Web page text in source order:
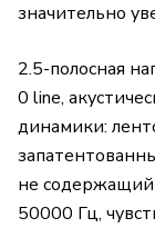
значительно
2.5-полосная
0 line,
динамики:
не содержащий
50000 Гц,